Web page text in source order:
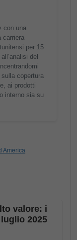
con una
carriera
per 15
del
copertura
ai prodotti
interno sia su
America
valore: i
2025